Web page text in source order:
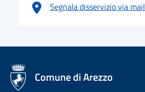
Segnala disservizio via mail
logo Unione Europea
Comune di Arezzo